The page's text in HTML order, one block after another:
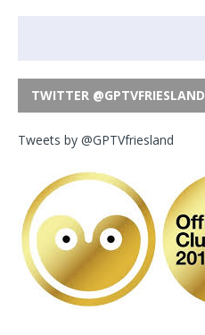
TWITTER @GPTVFRIESLAND
Tweets by @GPTVfriesland